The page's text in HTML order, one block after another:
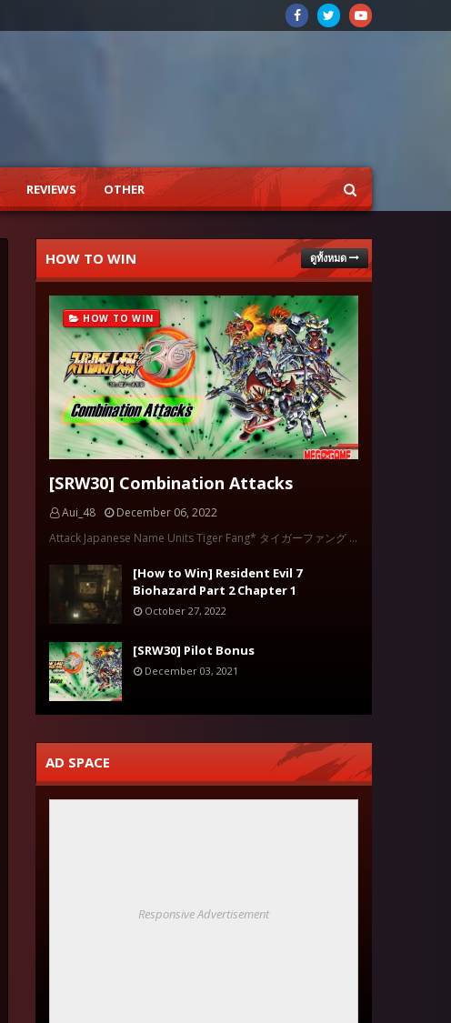
REVIEWS OTHER
HOW TO WIN ดูทั้งหมด
HOW TO WIN
[SRW30] Combination Attacks
Aui_48
December 06, 2022
Attack Japanese Name Units Tiger Fang* タイガーファング …
[How to Win] Resident Evil 7
Biohazard Part 2 Chapter 1
October 27, 2022
[SRW30] Pilot Bonus
December 03, 2021
AD SPACE
Responsive Advertisement